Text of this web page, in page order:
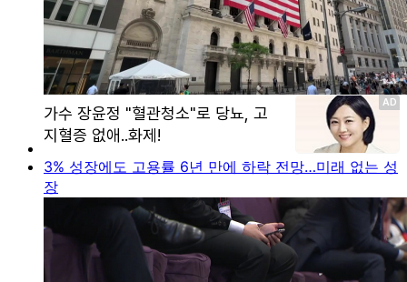
3% 성장에도 고용률 6년 만에 하락 전망…미래 없는 성
장